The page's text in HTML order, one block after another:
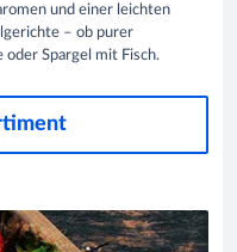
und einer leichten
– ob purer
oder Spargel mit Fisch.